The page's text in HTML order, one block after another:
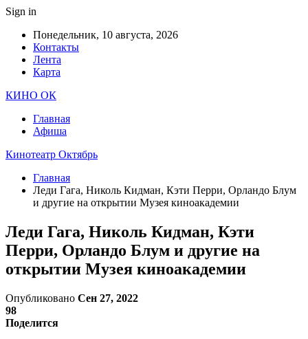
Sign in
Понедельник, 10 августа, 2026
Контакты
Лента
Карта
КИНО ОК
Главная
Афиша
Кинотеатр Октябрь
Главная
Леди Гага, Николь Кидман, Кэти Перри, Орландо Блум
и другие на открытии Музея киноакадемии
Леди Гага, Николь Кидман, Кэти
Перри, Орландо Блум и другие на
открытии Музея киноакадемии
Опубликовано Сен 27, 2022
98
Поделится